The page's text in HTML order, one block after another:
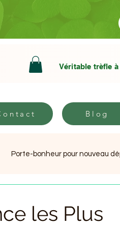
Véritable trèfle
Contact Blog
Blog
Porte-bonheur pour nouveau
les Plus